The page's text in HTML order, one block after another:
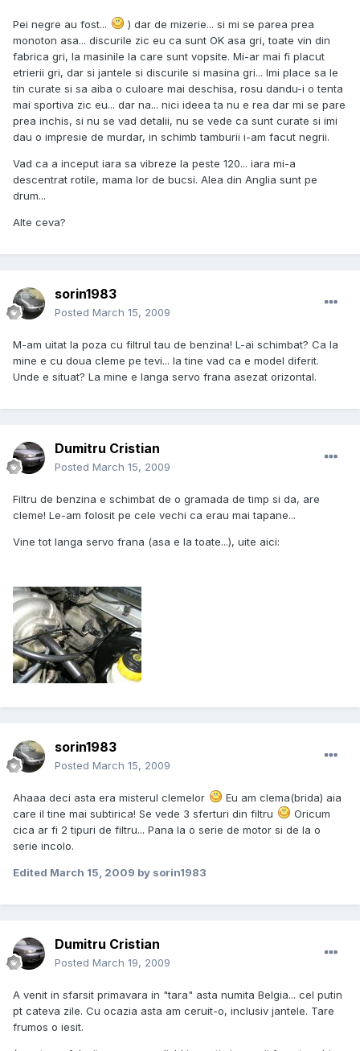
Pei negre au fost...
) dar de mizerie... si mi se parea prea
monoton asa... discurile zic eu ca sunt OK asa gri, toate vin din
fabrica gri, la masinile la care sunt vopsite. Mi-ar mai fi placut
etrierii gri, dar si jantele si discurile si masina gri... Imi place sa le
tin curate si sa aiba o culoare mai deschisa, rosu dandu-i o tenta
mai sportiva zic eu... dar na... nici ideea ta nu e rea dar mi se pare
prea inchis, si nu se vad detalii, nu se vede ca sunt curate si imi
dau o impresie de murdar, in schimb tamburii i-am facut negrii.
Vad ca a inceput iara sa vibreze la peste 120... iara mi-a
descentrat rotile, mama lor de bucsi. Alea din Anglia sunt pe
drum...
Alte ceva?
sorin1983
Posted March 15, 2009
M-am uitat la poza cu filtrul tau de benzina! L-ai schimbat? Ca la
mine e cu doua cleme pe tevi... la tine vad ca e model diferit.
Unde e situat? La mine e langa servo frana asezat orizontal.
Dumitru Cristian
Posted March 15, 2009
Filtru de benzina e schimbat de o gramada de timp si da, are
cleme! Le-am folosit pe cele vechi ca erau mai tapane...
Vine tot langa servo frana (asa e la toate...), uite aici:
sorin1983
Posted March 15, 2009
Ahaaa deci asta era misterul clemelor
Eu am clema(brida) aia
care il tine mai subtirica! Se vede 3 sferturi din filtru
Oricum
cica ar fi 2 tipuri de filtru... Pana la o serie de motor si de la o
serie incolo.
Edited March 15, 2009 by sorin1983
Dumitru Cristian
Posted March 19, 2009
A venit in sfarsit primavara in "tara" asta numita Belgia... cel putin
pt cateva zile. Cu ocazia asta am ceruit-o, inclusiv jantele. Tare
frumos o iesit.